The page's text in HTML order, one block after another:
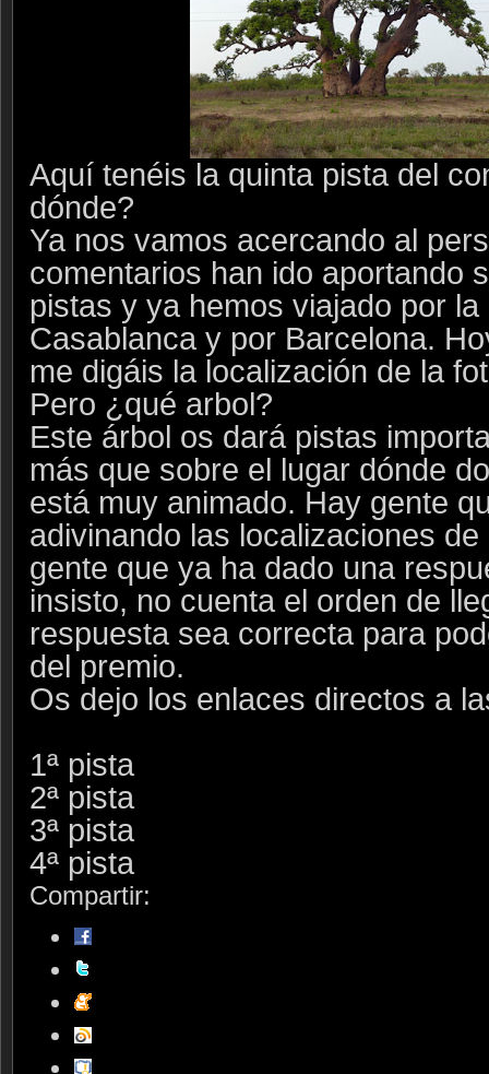
Aquí tenéis la quinta pista del
dónde?
Ya nos vamos acercando al
comentarios han ido aportando
pistas y ya hemos viajado por
Casablanca y por Barcelona.
me digáis la localización de la
Pero ¿qué arbol?
Este árbol os dará pistas
más que sobre el lugar dónde
está muy animado. Hay gente
adivinando las localizaciones
gente que ya ha dado una
insisto, no cuenta el orden de
respuesta sea correcta para
del premio.
Os dejo los enlaces directos a
1ª pista
2ª pista
3ª pista
4ª pista
Compartir: